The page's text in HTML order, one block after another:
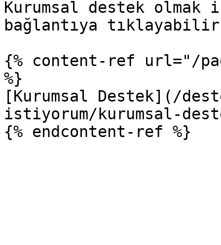
Kurumsal destek olmak
bağlantıya
{% content-ref url="/
%}
[Kurumsal Destek](/
istiyorum/kurumsal-